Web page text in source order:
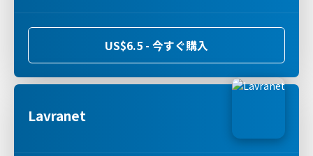
US$6.5 - 今すぐ購入
Lavranet